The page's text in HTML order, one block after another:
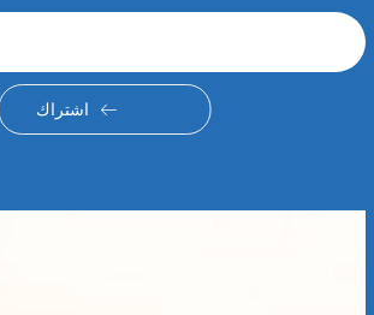
اشتراك